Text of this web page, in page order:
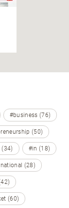
#business (76)
(50)
(34) #in (18)
(28)
(60)